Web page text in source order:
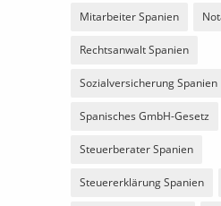
Mitarbeiter Spanien
Rechtsanwalt Spanien
Sozialversicherung Spanien
Spanisches GmbH-Gesetz
Steuerberater Spanien
Steuererklärung Spanien